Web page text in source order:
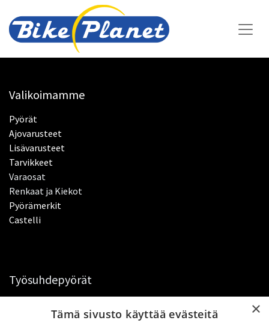
Valikoimamme
Pyörät
Ajovarusteet​
Lisävarusteet
Tarvikkeet
Varaosat
Renkaat ja Kiekot
Pyörämerkit
Castelli
Työsuhdepyörät
Ota yhteyttä​
×
Tämä sivusto käyttää evästeitä